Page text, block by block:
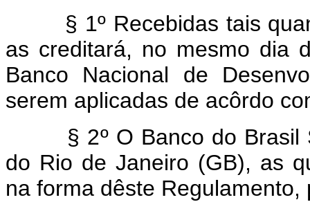
§ 1º Recebidas tais
as creditará, no mesmo dia
Banco Nacional de
serem aplicadas de acôrdo
§ 2º O Banco do Brasil
do Rio de Janeiro (GB), as
na forma dêste